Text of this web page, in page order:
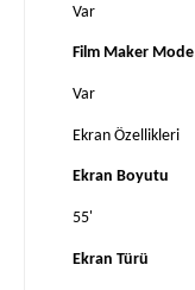
Var
Film Maker Mode
Var
Ekran Özellikleri
Ekran Boyutu
55'
Ekran Türü